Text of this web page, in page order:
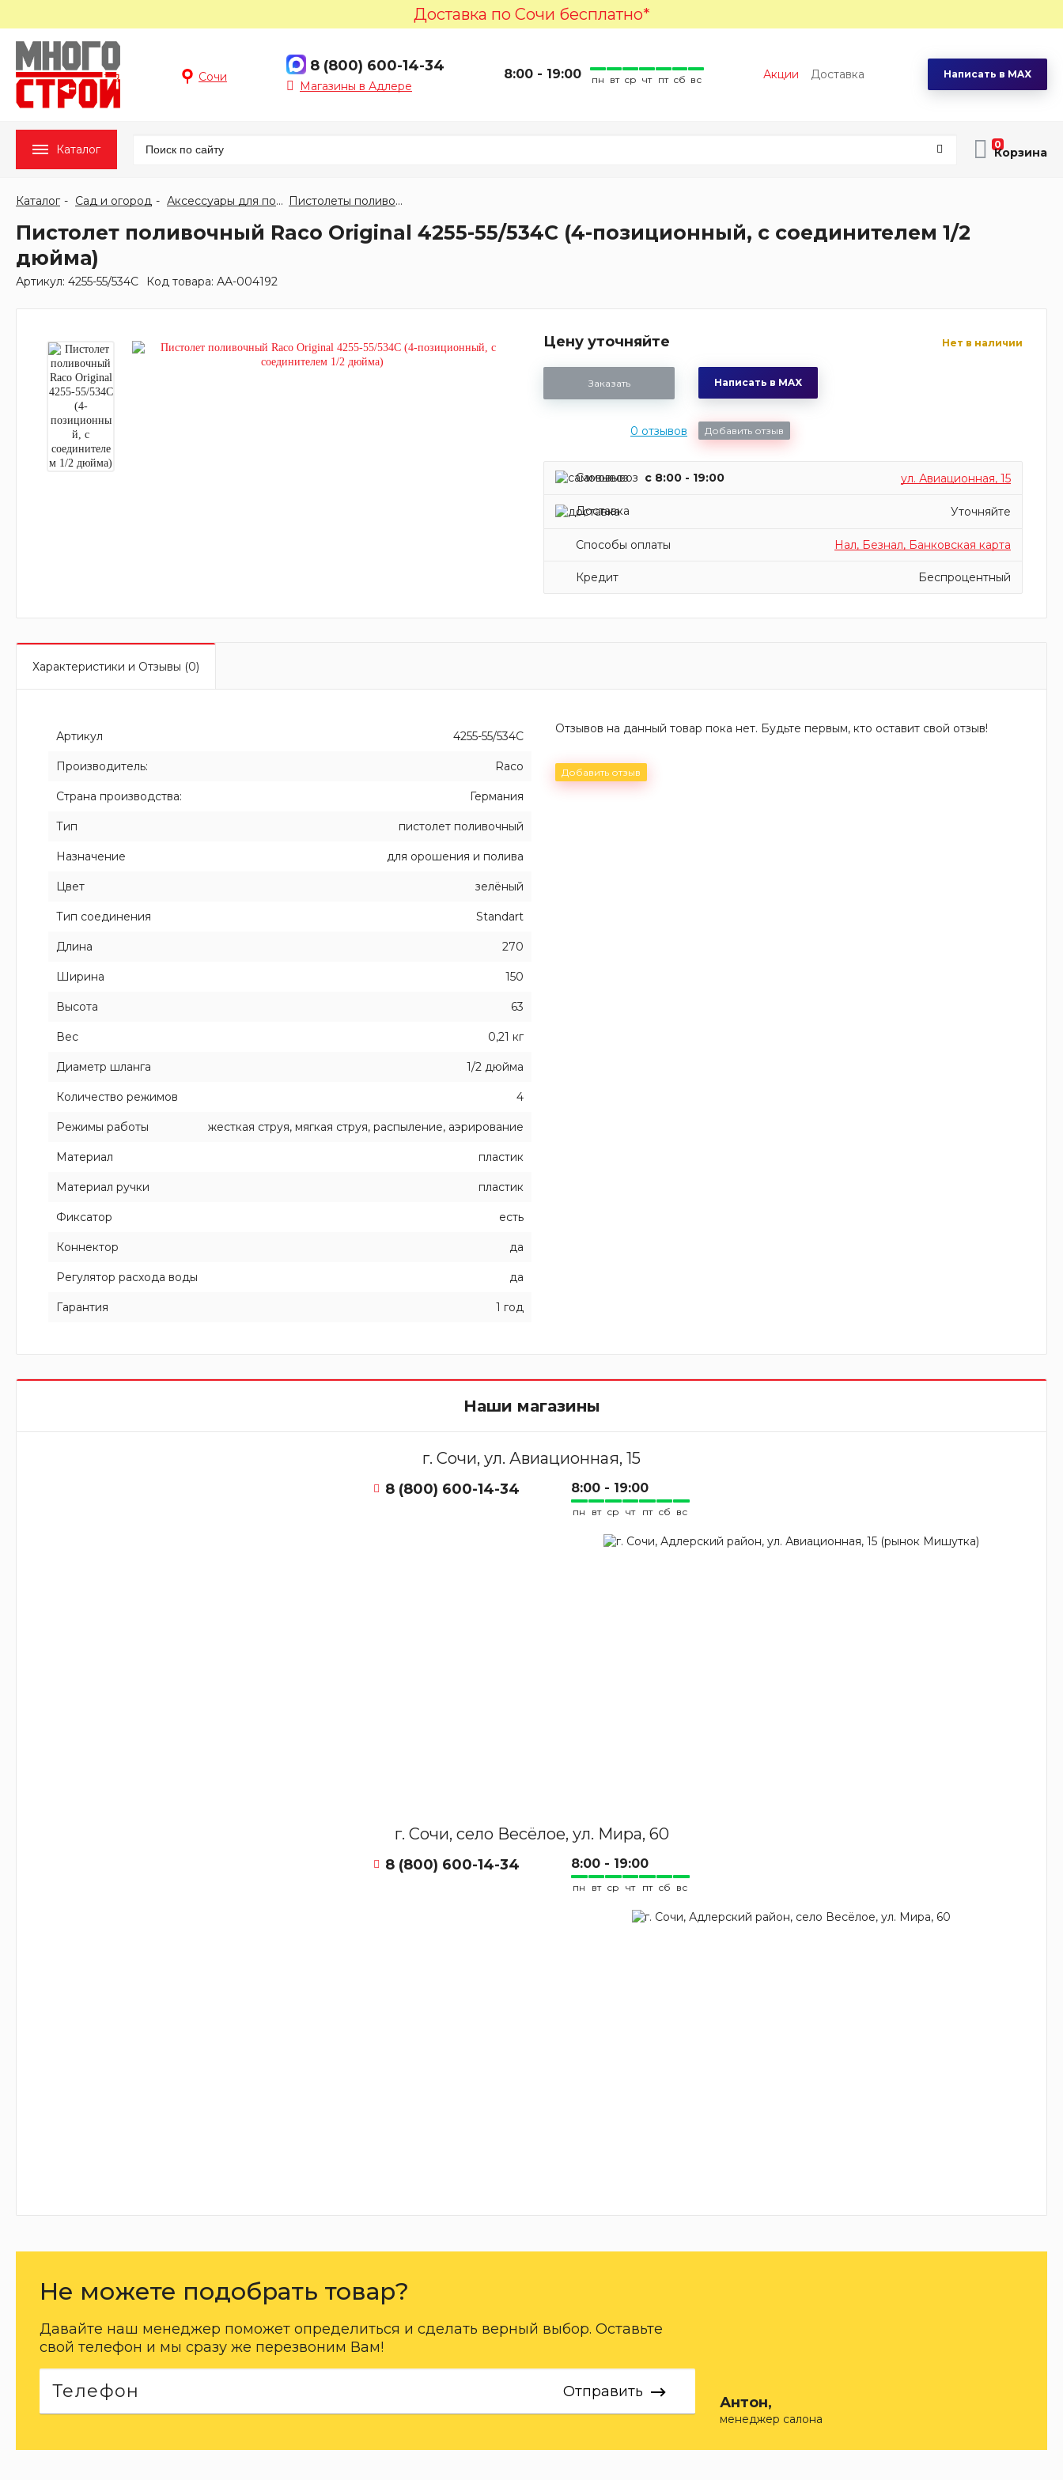
Доставка по Сочи бесплатно*
Сочи
8 (800) 600-14-34 Написать в MAX
Магазины в Адлере
8:00 - 19:00 пн вт ср чт пт сб вс Акции Доставка
Каталог 0
Каталог Сад и огород Аксессуары для полива Пистолеты поливочные
Пистолет поливочный Raco Original 4255-55/534C (4-позиционный, с соединителем 1/2
дюйма)
Артикул: 4255-55/534C Код товара: АА-004192
Цену уточняйте Нет в наличии
Заказать Написать в MAX
0 отзывов Добавить отзыв
Самовывоз c 8:00 - 19:00 ул. Авиационная, 15
Доставка Уточняйте
Способы оплаты Нал, Безнал, Банковская карта
Кредит Беспроцентный
Характеристики и Отзывы (0)
Артикул 4255-55/534C
Производитель: Raco
Страна производства: Германия
Тип пистолет поливочный
Назначение для орошения и полива
Цвет зелёный
Тип соединения Standart
Длина 270
Ширина 150
Высота 63
Вес 0,21 кг
Диаметр шланга 1/2 дюйма
Количество режимов 4
Режимы работы жесткая струя, мягкая струя, распыление, аэрирование
Материал пластик
Материал ручки пластик
Фиксатор есть
Коннектор да
Регулятор расхода воды да
Гарантия 1 год
Отзывов на данный товар пока нет. Будьте первым, кто оставит свой отзыв!
Добавить отзыв
Наши магазины
г. Сочи, ул. Авиационная, 15
8 (800) 600-14-34 8:00 - 19:00
пн вт ср чт пт сб вс
г. Сочи, село Весёлое, ул. Мира, 60
8 (800) 600-14-34 8:00 - 19:00
пн вт ср чт пт сб вс
Не можете подобрать товар?
Давайте наш менеджер поможет определиться и сделать верный выбор. Оставьте
свой телефон и мы сразу же перезвоним Вам!
Отправить
Антон,
менеджер салона